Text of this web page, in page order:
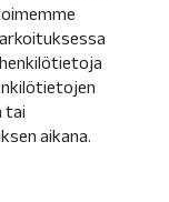
tai
aikana.